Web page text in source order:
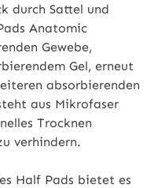
durch Sattel und
Anatomic
Gewebe,
Gel, erneut
absorbierenden
aus Mikrofaser
Trocknen
verhindern.
Half Pads bietet es